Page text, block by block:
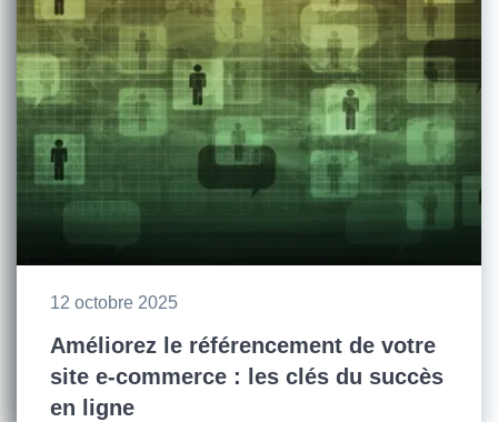
12 octobre 2025
Améliorez le référencement de votre
site e-commerce : les clés du succès
en ligne